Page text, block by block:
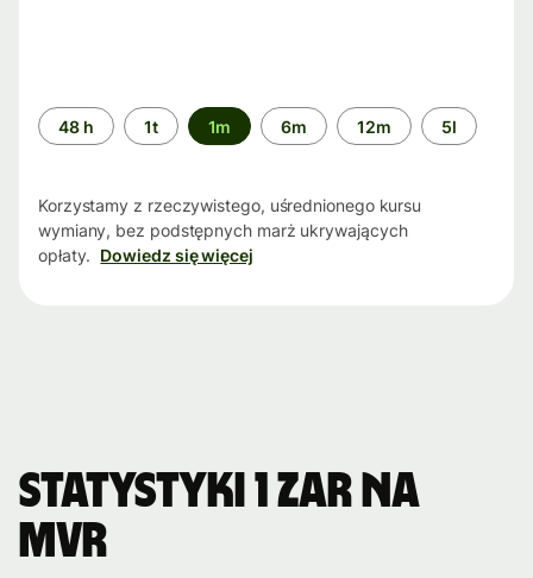
Przedział
czasu
48 h 1t 1m 6m 12m 5l
Korzystamy z rzeczywistego, uśrednionego kursu
wymiany, bez podstępnych marż ukrywających
opłaty. Dowiedz się więcej
Statystyki 1 ZAR na
MVR